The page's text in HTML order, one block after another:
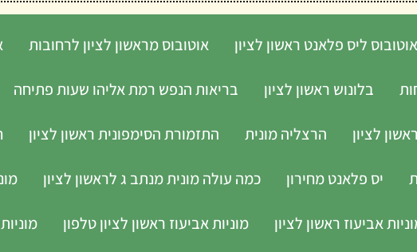
אוטובוס ליס פלאנט ראשון לציון אוטובוס מראשון לציון לרחובות
בלונוש ראשון לציון בריאות הנפש רמת אליהו שעות פתיחה
לציון הרצליה מונית התזמורת הסימפונית ראשון לציון
יס פלאנט מחירון כמה עולה מונית מנתב ג לראשון לציון
אביעוז ראשון לציון מוניות אביעוז ראשון לציון טלפון